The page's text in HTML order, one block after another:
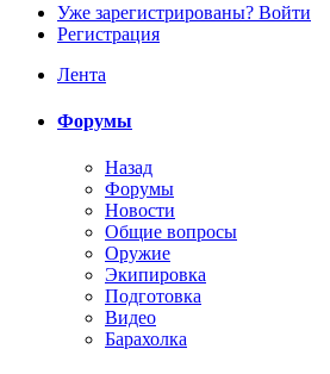
Уже зарегистрированы? Войти
Регистрация
Лента
Форумы
Назад
Форумы
Новости
Общие вопросы
Оружие
Экипировка
Подготовка
Видео
Барахолка